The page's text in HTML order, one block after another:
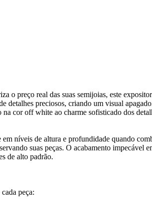
o preço real das suas semijoias, este
detalhes preciosos, criando um visual
cor off white ao charme sofisticado dos
níveis de altura e profundidade quando
suas peças. O acabamento impecável
de alto padrão.
peça: